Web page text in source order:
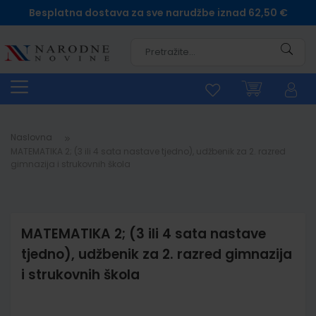
Besplatna dostava za sve narudžbe iznad 62,50 €
Naslovna
MATEMATIKA 2; (3 ili 4 sata nastave
tjedno), udžbenik za 2. razred gimnazija
i strukovnih škola